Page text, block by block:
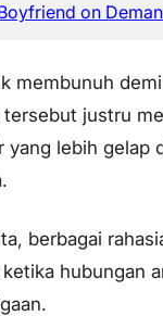
on
membunuh
justru
yang lebih gelap
berbagai
hubungan